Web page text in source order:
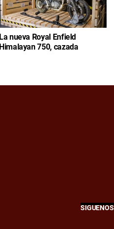
La nueva Royal Enfield
Himalayan 750, cazada
SÍGUENOS